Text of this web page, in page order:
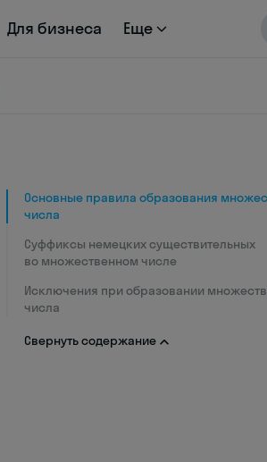
Для бизнеса Еще
Основные правила образования
числа
Суффиксы немецких существительных
во множественном числе
Исключения при образовании
числа
Свернуть содержание